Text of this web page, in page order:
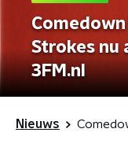
Strokes nu
3FM.nl
Nieuws